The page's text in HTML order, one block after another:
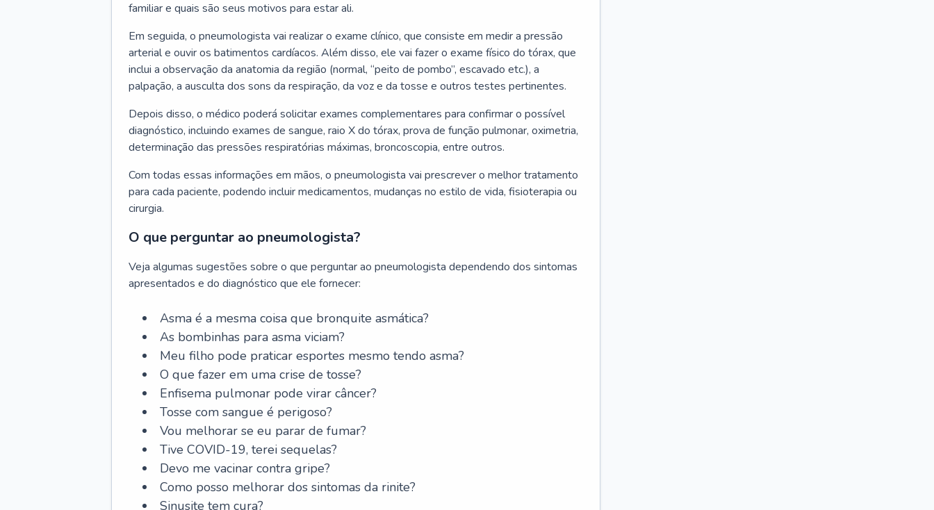
familiar e quais são seus motivos para estar ali.
Em seguida, o pneumologista vai realizar o exame clínico, que consiste em medir a pressão
arterial e ouvir os batimentos cardíacos. Além disso, ele vai fazer o exame físico do tórax, que
inclui a observação da anatomia da região (normal, “peito de pombo”, escavado etc.), a
palpação, a ausculta dos sons da respiração, da voz e da tosse e outros testes pertinentes.
Depois disso, o médico poderá solicitar exames complementares para confirmar o possível
diagnóstico, incluindo exames de sangue, raio X do tórax, prova de função pulmonar, oximetria,
determinação das pressões respiratórias máximas, broncoscopia, entre outros.
Com todas essas informações em mãos, o pneumologista vai prescrever o melhor tratamento
para cada paciente, podendo incluir medicamentos, mudanças no estilo de vida, fisioterapia ou
cirurgia.
O que perguntar ao pneumologista?
Veja algumas sugestões sobre o que perguntar ao pneumologista dependendo dos sintomas
apresentados e do diagnóstico que ele fornecer:
Asma é a mesma coisa que bronquite asmática?
As bombinhas para asma viciam?
Meu filho pode praticar esportes mesmo tendo asma?
O que fazer em uma crise de tosse?
Enfisema pulmonar pode virar câncer?
Tosse com sangue é perigoso?
Vou melhorar se eu parar de fumar?
Tive COVID-19, terei sequelas?
Devo me vacinar contra gripe?
Como posso melhorar dos sintomas da rinite?
Sinusite tem cura?